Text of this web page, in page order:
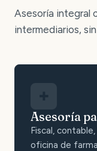
Asesoría integral
intermediarios,
Asesoría
Fiscal,
oficina de